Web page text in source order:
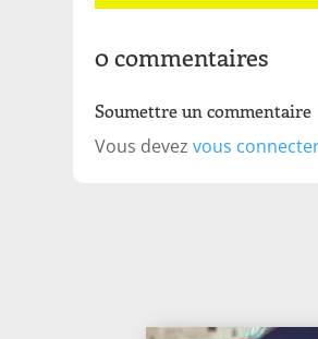
0 commentaires
Soumettre un commentaire
Vous devezvous